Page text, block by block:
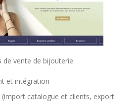
de vente de bijouterie
et intégration
(import catalogue et clients, export